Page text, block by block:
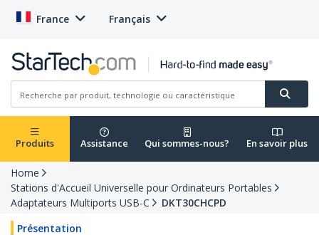
France Français
Produits Assistance Qui sommes-nous? En savoir plus
Home
Stations d'Accueil Universelle pour Ordinateurs Portables
Adaptateurs Multiports USB-C
DKT30CHCPD
Présentation